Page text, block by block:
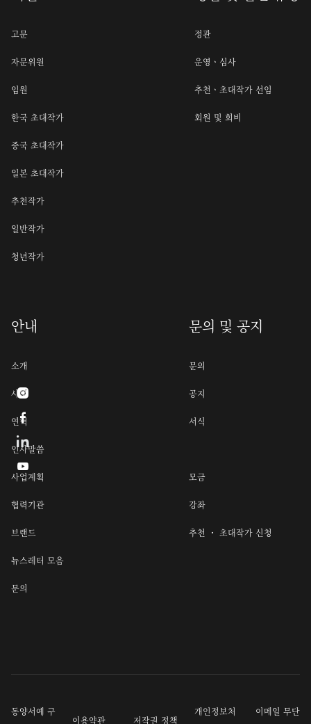
고문
자문위원
임원
한국 초대작가
중국 초대작가
일본 초대작가
추천작가
일반작가
청년작가
정관
운영ㆍ심사
추천ㆍ초대작가 선임
회원 및 회비
안내
소개
사명
연혁
인사말씀
사업계획
협력기관
브랜드
뉴스레터 모음
문의
문의 및 공지
문의
공지
서식
모금
강좌
추천 ・ 초대작가 신청
동양서예 구
이용약관 저작권 정책
개인정보처
이메일 무단


